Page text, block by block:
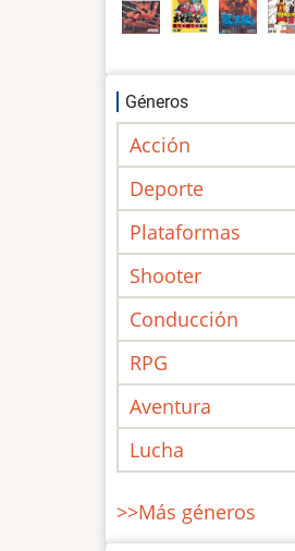
Géneros
Acción
Deporte
Plataformas
Shooter
Conducción
RPG
Aventura
Lucha
>>Más géneros